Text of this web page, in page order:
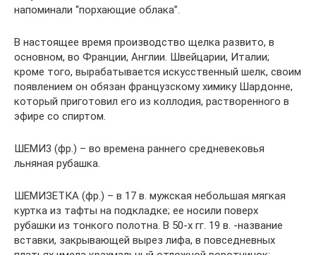
напоминали “порхающие облака”.
В настоящее время производство щелка развито, в
основном, во Франции, Англии. Швейцарии, Италии;
кроме того, вырабатывается искусственный шелк, своим
появлением он обязан французскому химику Шардонне,
который приготовил его из коллодия, растворенного в
эфире со спиртом.
ШЕМИ3 (фр.) – во времена раннего средневековья
льняная рубашка.
ШЕМИЗЕТКА (фр.) – в 17 в. мужская небольшая мягкая
куртка из тафты на подкладке; ее носили поверх
рубашки из тонкого полотна. В 50-х гг. 19 в. -название
вставки, закрывающей вырез лифа, в повседневных